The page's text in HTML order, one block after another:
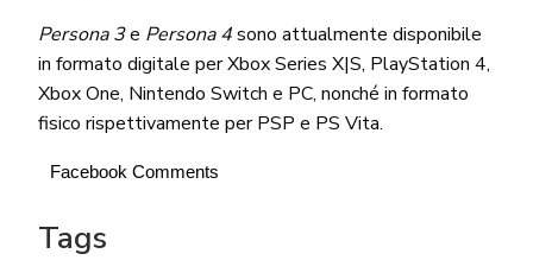
Persona 3e Persona 4sono attualmente disponibile
in formato digitale per Xbox Series X|S, PlayStation 4,
Xbox One, Nintendo Switch e PC, nonché in formato
fisico rispettivamente per PSP e PS Vita.
Facebook Comments
Tags